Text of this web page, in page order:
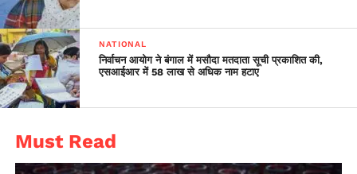
University of Delhi.
NATIONAL
निर्वाचन आयोग ने बंगाल में मसौदा मतदाता सूची प्रकाशित की,
एसआईआर में 58 लाख से अधिक नाम हटाए
Must Read